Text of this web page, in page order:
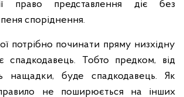
право представлення діє без
споріднення.
потрібно починати пряму низхідну
спадкодавець. Тобто предком, від
нащадки, буде спадкодавець. Як
не поширюється на інших